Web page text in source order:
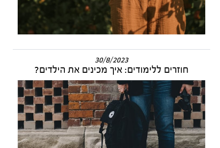
30/8/2023
חוזרים ללימודים: איך מכינים את הילדים?